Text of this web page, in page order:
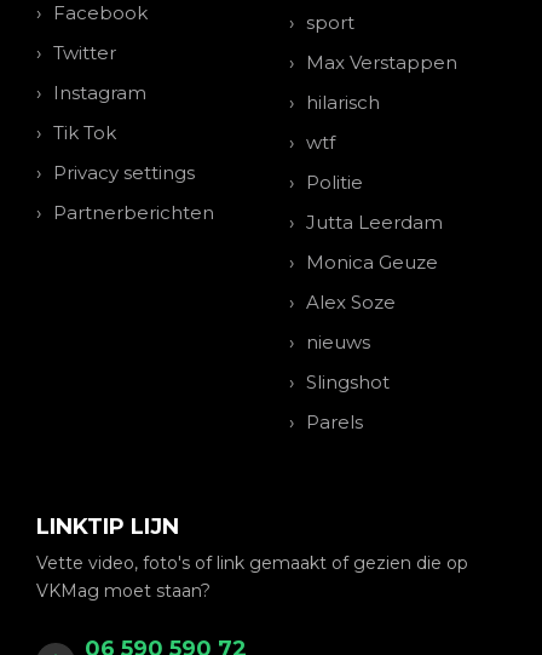
Facebook
Twitter
Instagram
Tik Tok
Privacy settings
Partnerberichten
sport
Max Verstappen
hilarisch
wtf
Politie
Jutta Leerdam
Monica Geuze
Alex Soze
nieuws
Slingshot
Parels
LINKTIP LIJN
Vette video, foto's of link gemaakt of gezien die op
VKMag moet staan?
06 590 590 72